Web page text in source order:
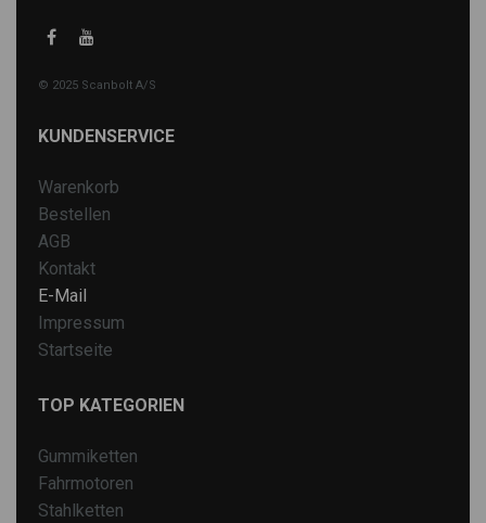
© 2025 Scanbolt A/S
KUNDENSERVICE
Warenkorb
Bestellen
AGB
Kontakt
E-Mail
Impressum
Startseite
TOP KATEGORIEN
Gummiketten
Fahrmotoren
Stahlketten